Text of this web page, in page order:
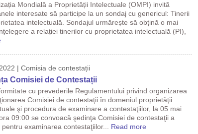
Mondială a Proprietății Intelectuale (OMPI) invită
interesate să participe la un sondaj cu genericul: Tinerii
intelectuală. Sondajul urmărește să obțină o mai
a relației tinerilor cu proprietatea intelectuală (PI),
| Comisia de contestații
Comisiei de Contestații
cu prevederile Regulamentului privind organizarea
Comisiei de contestaţii în domeniul proprietăţii
şi procedura de examinare a contestaţiilor, la 05 mai
09:00 se convoacă şedinţa Comisiei de contestaţii a
pentru examinarea contestaţiilor... Read more